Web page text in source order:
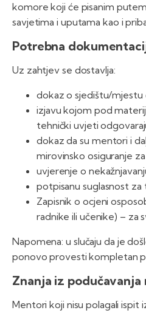
komore koji će pisanim
savjetima i uputama kao i
Potrebna
Uz zahtjev se dostavlja:
dokaz o sjedištu/mjestu
izjavu kojom pod
tehnički uvjeti
dokaz da su mentori i
mirovinsko osiguranje
uvjerenje o
potpisanu suglasnost
Zapisnik o ocjeni
radnike ili učenike) – za
Napomena: u slučaju da je
ponovo provesti kompletan
Znanja iz podučavanja
Mentori koji nisu polagali ispit